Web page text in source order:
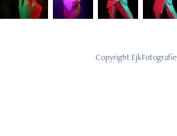
Copyright EjkFotografie